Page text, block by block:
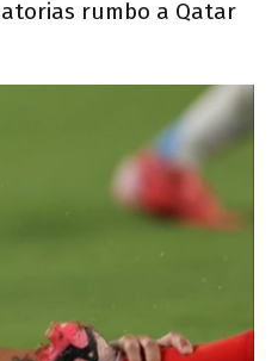
rumbo a Qatar